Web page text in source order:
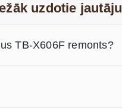
uzdotie
TB-X606F remonts?